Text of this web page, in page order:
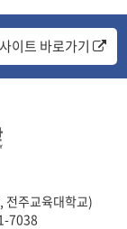
이트 바로가기
전주교육대학교)
7038